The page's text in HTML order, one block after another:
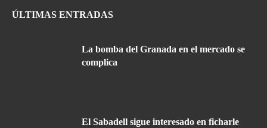
ÚLTIMAS ENTRADAS
La bomba del Granada en el mercado se
complica
El Sabadell sigue interesado en ficharle